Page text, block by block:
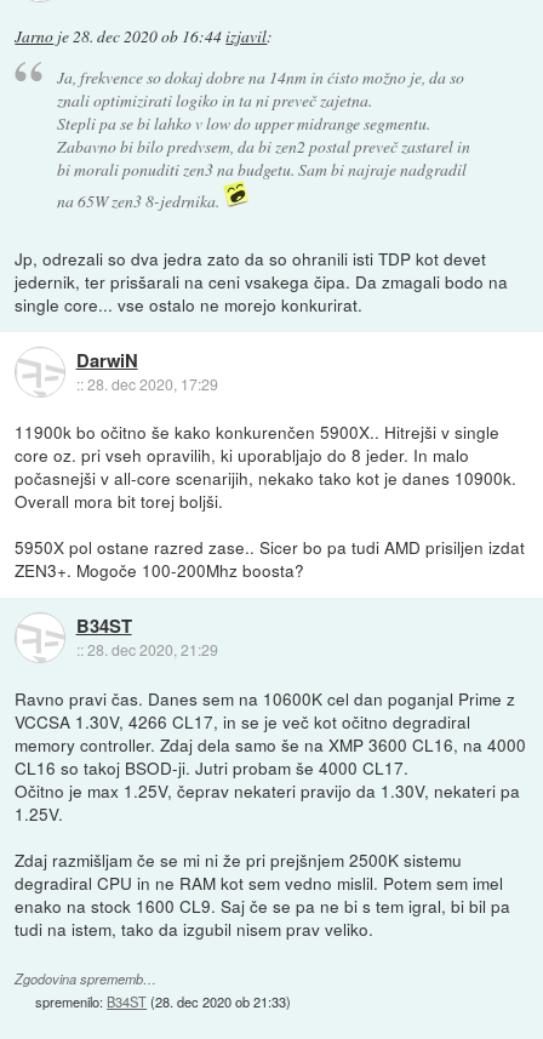
Jarno je28. dec 2020 ob 16:44izjavil:
Ja, frekvence so dokaj dobre na 14nm in ćisto možno je, da so
znali optimizirati logiko in ta ni preveč zajetna.
Stepli pa se bi lahko v low do upper midrange segmentu.
Zabavno bi bilo predvsem, da bi zen2 postal preveč zastarel in
bi morali ponuditi zen3 na budgetu. Sam bi najraje nadgradil
na 65W zen3 8-jedrnika.
Jp, odrezali so dva jedra zato da so ohranili isti TDP kot devet
jedernik, ter prisšarali na ceni vsakega čipa. Da zmagali bodo na
single core... vse ostalo ne morejo konkurirat.
DarwiN
::28. dec 2020, 17:29
11900k bo očitno še kako konkurenčen 5900X.. Hitrejši v single
core oz. pri vseh opravilih, ki uporabljajo do 8 jeder. In malo
počasnejši v all-core scenarijih, nekako tako kot je danes 10900k.
Overall mora bit torej boljši.
5950X pol ostane razred zase.. Sicer bo pa tudi AMD prisiljen izdat
ZEN3+. Mogoče 100-200Mhz boosta?
B34ST
::28. dec 2020, 21:29
Ravno pravi čas. Danes sem na 10600K cel dan poganjal Prime z
VCCSA 1.30V, 4266 CL17, in se je več kot očitno degradiral
memory controller. Zdaj dela samo še na XMP 3600 CL16, na 4000
CL16 so takoj BSOD-ji. Jutri probam še 4000 CL17.
Očitno je max 1.25V, čeprav nekateri pravijo da 1.30V, nekateri pa
1.25V.
Zdaj razmišljam če se mi ni že pri prejšnjem 2500K sistemu
degradiral CPU in ne RAM kot sem vedno mislil. Potem sem imel
enako na stock 1600 CL9. Saj če se pa ne bi s tem igral, bi bil pa
tudi na istem, tako da izgubil nisem prav veliko.
Zgodovina sprememb…
spremenilo: B34ST(28. dec 2020 ob 21:33)